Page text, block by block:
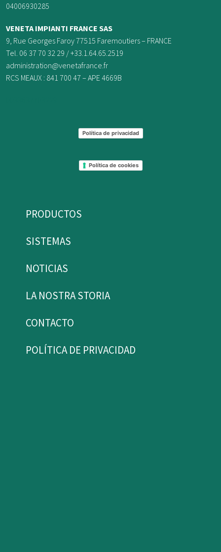
04006930285
VENETA IMPIANTI FRANCE SAS
9, Rue Georges Faroy 77515 Faremoutiers – FRANCE
Tel. 06 37 70 32 29 / +33.1.64.65.2519
administration@venetafrance.fr
RCS MEAUX : 841 700 47 – APE 4669B
Política de privacidad
Política de cookies
PRODUCTOS
SISTEMAS
NOTICIAS
LA NOSTRA STORIA
CONTACTO
POLÍTICA DE PRIVACIDAD